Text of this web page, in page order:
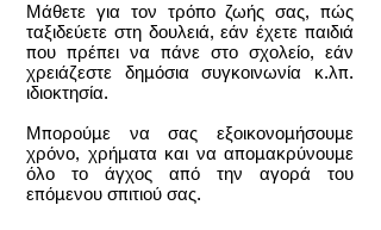
Μάθετε για τον τρόπο ζωής σας, πώς
ταξιδεύετε στη δουλειά, εάν έχετε παιδιά
που πρέπει να πάνε στο σχολείο, εάν
χρειάζεστε δημόσια συγκοινωνία κ.λπ.
ιδιοκτησία.
Μπορούμε να σας εξοικονομήσουμε
χρόνο, χρήματα και να απομακρύνουμε
όλο το άγχος από την αγορά του
επόμενου σπιτιού σας.